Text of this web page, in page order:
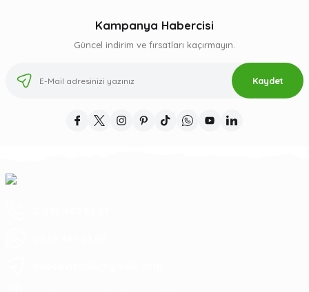
Kampanya Habercisi
Güncel indirim ve fırsatları kaçırmayın.
Kaydet